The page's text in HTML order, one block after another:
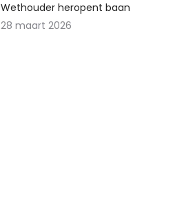
Wethouder heropent baan
28 maart 2026